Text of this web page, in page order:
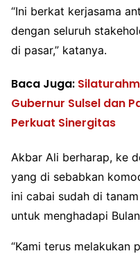
“Ini berkat kerjasama
dengan seluruh
di pasar,” katanya.
Baca Juga:
Gubernur Sulsel dan
Perkuat Sinergitas
Akbar Ali berharap, ke
yang di sebabkan
ini cabai sudah di
untuk menghadapi
“Kami terus melakukan